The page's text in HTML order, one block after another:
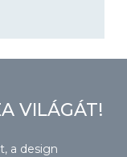
VILÁGÁT!
a design